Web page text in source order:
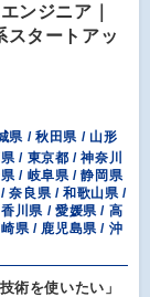
ンジニア｜
スタートアッ
県 / 秋田県 / 山形
/ 東京都 / 神奈川
/ 岐阜県 / 静岡県
奈良県 / 和歌山県 /
川県 / 愛媛県 / 高
県 / 鹿児島県 / 沖
術を使いたい」